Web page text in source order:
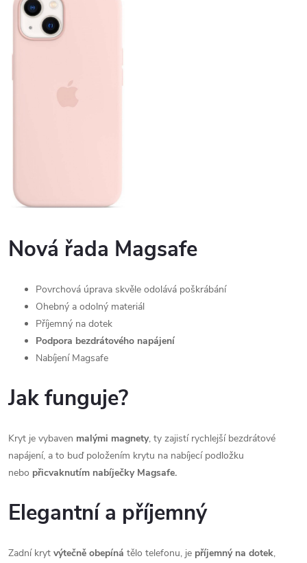
Nová řada Magsafe
Povrchová úprava skvěle odolává poškrábání
Ohebný a odolný materiál
Příjemný na dotek
Podpora bezdrátového napájení
Nabíjení Magsafe
Jak funguje?
Kryt je vybaven malými magnety, ty zajistí rychlejší bezdrátové
napájení, a to buď položením krytu na nabíjecí podložku
nebo přicvaknutím nabíječky Magsafe.
Elegantní a příjemný
Zadní kryt výtečně obepíná tělo telefonu, je příjemný na dotek,